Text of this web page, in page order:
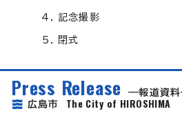
記念撮影
閉式
Press Release
報道資料
広島市 The City of HIROSHIMA